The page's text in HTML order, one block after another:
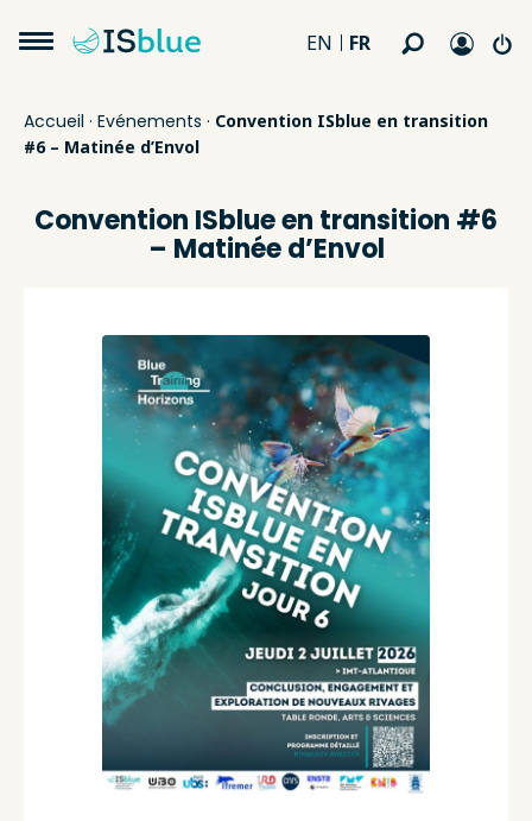
EN FR
Accueil · Evénements · Convention ISblue en transition
#6 – Matinée d’Envol
Convention ISblue en transition #6
– Matinée d’Envol